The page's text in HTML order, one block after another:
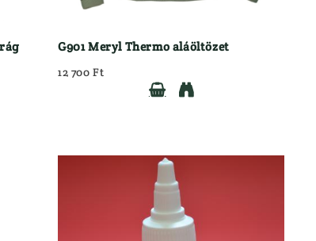
VADETETŐ
G901 Meryl Thermo aláöltözet
12 700 Ft

